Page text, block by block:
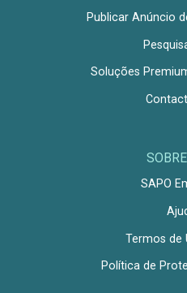
Publicar Anúncio
Soluções
SAPO
Termos de
Política de